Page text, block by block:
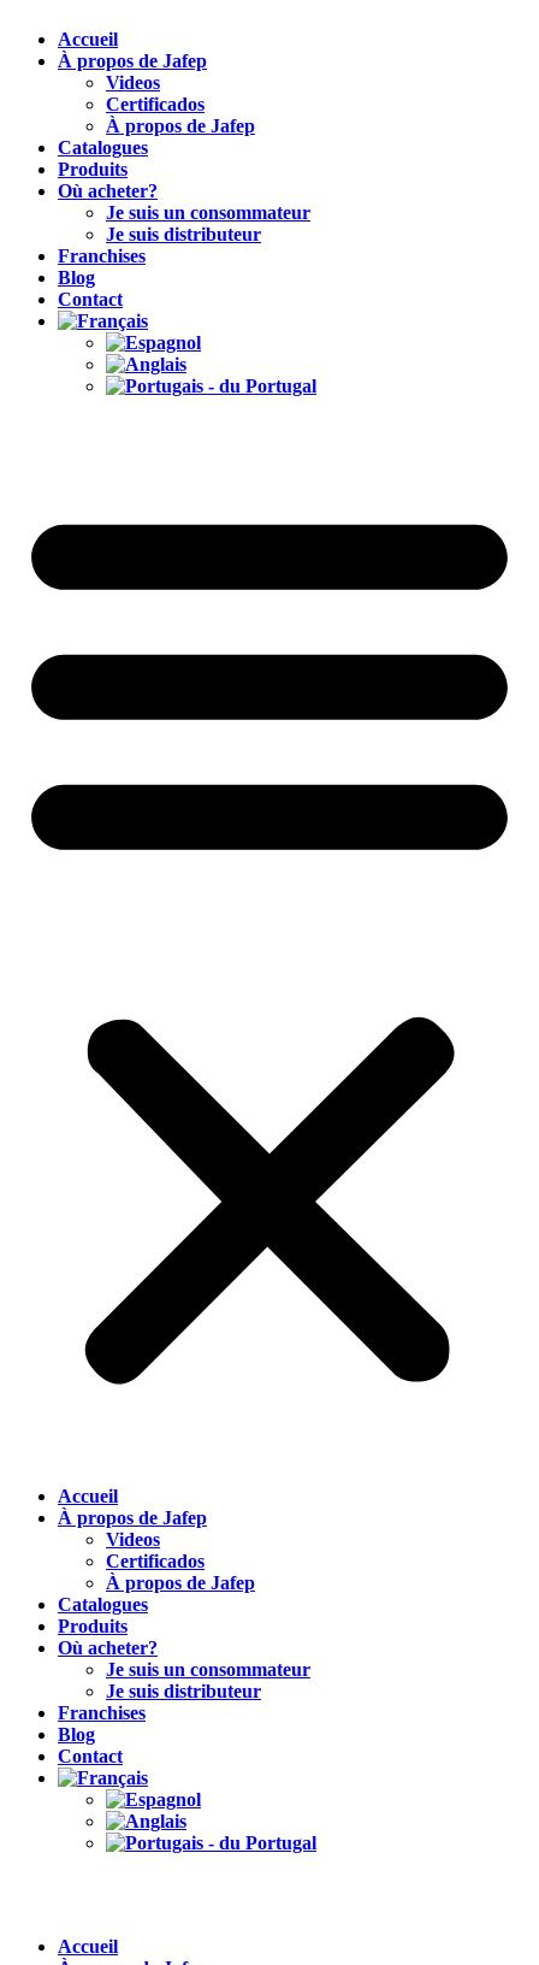
Accueil
À propos de Jafep
Videos
Certificados
À propos de Jafep
Catalogues
Produits
Où acheter?
Je suis un consommateur
Je suis distributeur
Franchises
Blog
Contact
Accueil
À propos de Jafep
Videos
Certificados
À propos de Jafep
Catalogues
Produits
Où acheter?
Je suis un consommateur
Je suis distributeur
Franchises
Blog
Contact
Accueil